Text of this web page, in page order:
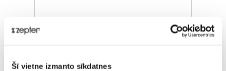
Šī vietne izmanto sīkdatnes
Pārdošanas cena